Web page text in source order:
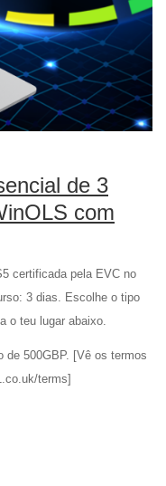
de 3
com
certificada pela EVC no
3 dias. Escolhe o tipo
o teu lugar abaixo.
de 500GBP. [Vê os termos
terms]